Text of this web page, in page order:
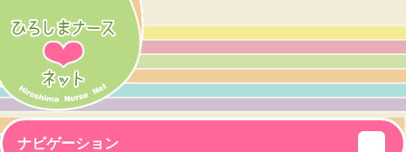
ナビゲーション